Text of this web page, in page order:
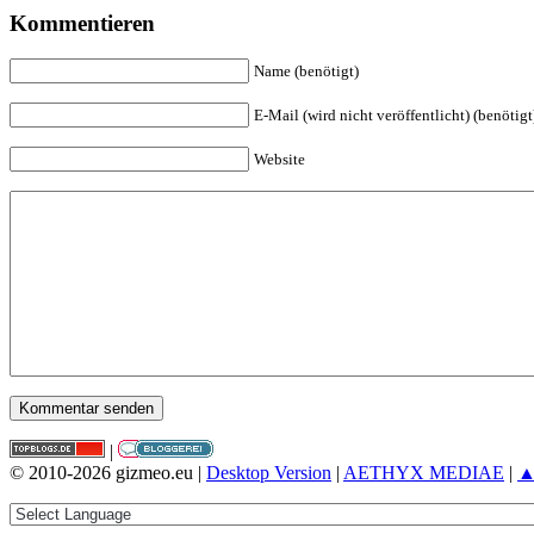
Kommentieren
Name (benötigt)
E-Mail (wird nicht veröffentlicht)
Website
|
© 2010-2026 gizmeo.eu | Desktop Version | AETHYX MEDIAE |